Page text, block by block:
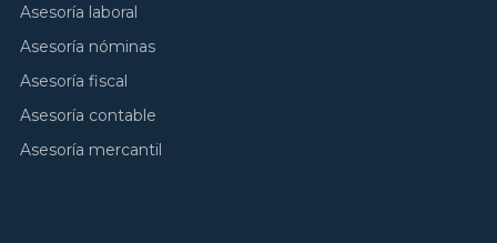
Asesoría laboral
Asesoría nóminas
Asesoría fiscal
Asesoría contable
Asesoría mercantil